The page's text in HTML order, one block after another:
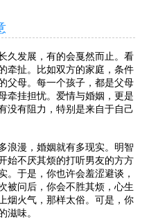
发展，有的会戛然而止。看
牵扯。比如双方的家庭，条件
父母。每一个孩子，都是父母
牵挂担忧。爱情与婚姻，更是
没有阻力，特别是来自于自己
漫，婚姻就有多现实。明智
始不厌其烦的打听男友的方方
。于是，你也许会羞涩避谈，
被问后，你会不胜其烦，心生
烟火气，那样太俗。可是，你
滋味。